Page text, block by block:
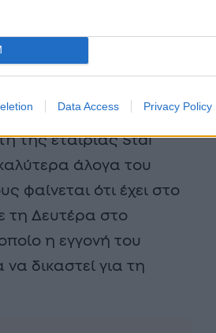
Data Access Privacy Policy
υποστηρίζει ότι η
επιχειρηματία με
της εταιρίας Stal
άλογα του
φαίνεται ότι έχει στο
τη Δευτέρα στο
η εγγονή του
δικαστεί για τη